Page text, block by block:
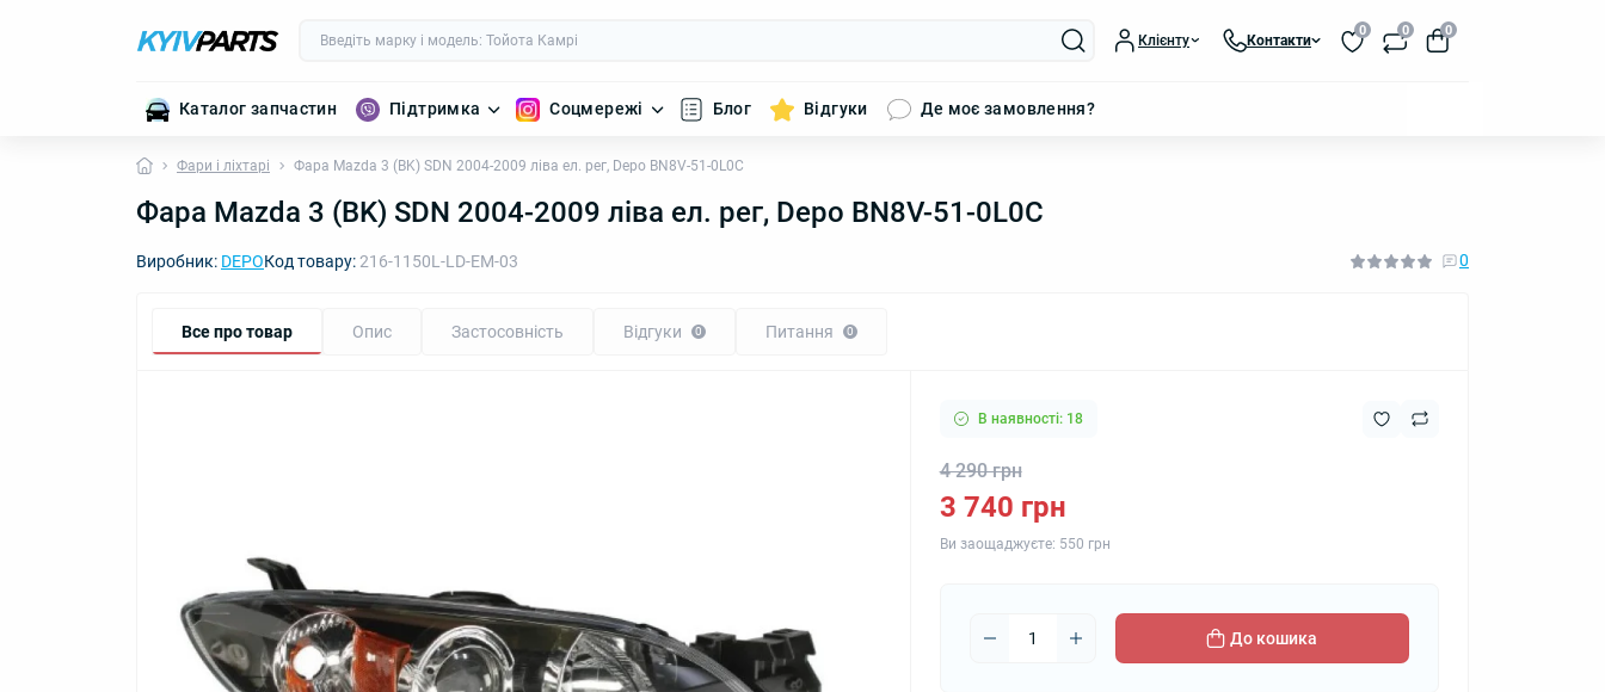
Клієнту Контакти
0 0 0
Каталог запчастин Підтримка Соцмережі Блог Відгуки Де моє замовлення?
Фари і ліхтарі Фара Mazda 3 (BK) SDN 2004-2009 ліва ел. рег, Depo BN8V-51-0L0C
Фара Mazda 3 (BK) SDN 2004-2009 ліва ел. рег, Depo BN8V-51-0L0C
Виробник: DEPOКод товару:216-1150L-LD-EM-03 0
Все про товар Опис Застосовність Відгуки 0 Питання 0
В наявності: 18
4 290 грн
3 740 грн
Ви заощаджуєте: 550 грн
До кошика